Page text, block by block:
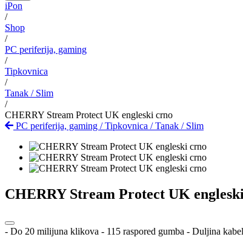
iPon
/
Shop
/
PC periferija, gaming
/
Tipkovnica
/
Tanak / Slim
/
CHERRY Stream Protect UK engleski crno
PC periferija, gaming /Tipkovnica /Tanak / Slim
CHERRY Stream Protect UK
- Do 20 milijuna klikova - 115 raspored gumba - Duljina